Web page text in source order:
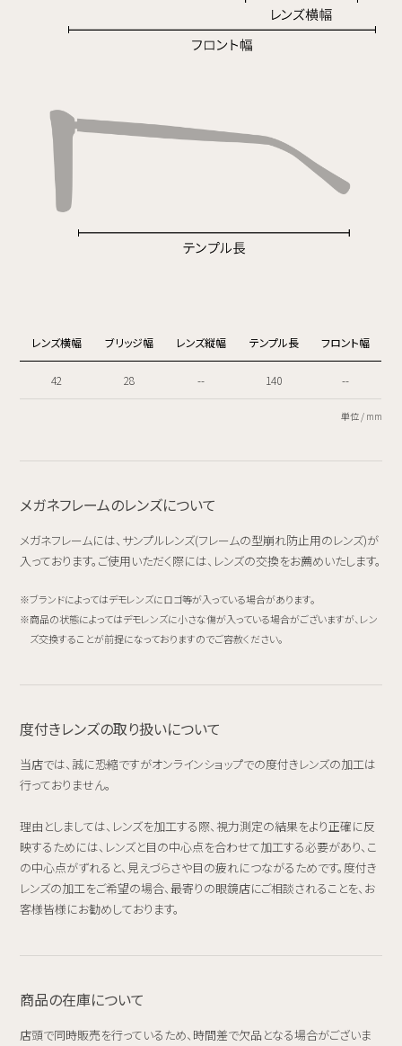
レンズ横幅 ブリッジ幅 レンズ縦幅 テンプル長 フロント幅
42 28 -- 140 --
単位 / mm
メガネフレームのレンズについて
メガネフレームには、サンプルレンズ(フレームの型崩れ防止用のレンズ)が
入っております。ご使用いただく際には、レンズの交換をお薦めいたします。
ブランドによってはデモレンズにロゴ等が入っている場合があります。
商品の状態によってはデモレンズに小さな傷が入っている場合がございますが、レン
ズ交換することが前提になっておりますのでご容赦ください。
度付きレンズの取り扱いについて
当店では、誠に恐縮ですがオンラインショップでの度付きレンズの加工は
行っておりません。
理由としましては、レンズを加工する際、視力測定の結果をより正確に反
映するためには、レンズと目の中心点を合わせて加工する必要があり、こ
の中心点がずれると、見えづらさや目の疲れにつながるためです。度付き
レンズの加工をご希望の場合、最寄りの眼鏡店にご相談されることを、お
客様皆様にお勧めしております。
商品の在庫について
店頭で同時販売を行っているため、時間差で欠品となる場合がございま